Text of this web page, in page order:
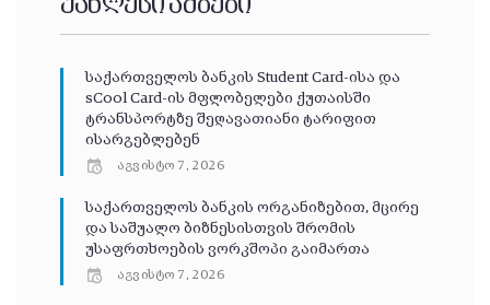
უახლესი ამბები
საქართველოს ბანკის Student Card-ისა და
sCool Card-ის მფლობელები ქუთაისში
ტრანსპორტზე შეღავათიანი ტარიფით
ისარგებლებენ
აგვისტო 7, 2026
საქართველოს ბანკის ორგანიზებით, მცირე
და საშუალო ბიზნესისთვის შრომის
უსაფრთხოების ვორკშოპი გაიმართა
აგვისტო 7, 2026